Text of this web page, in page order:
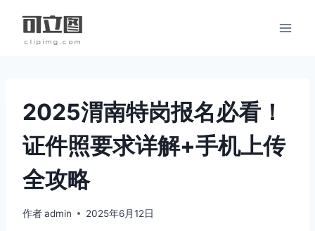
2025渭南特岗报名必看！
证件照要求详解+手机上传
全攻略
作者admin 2025年6月12日